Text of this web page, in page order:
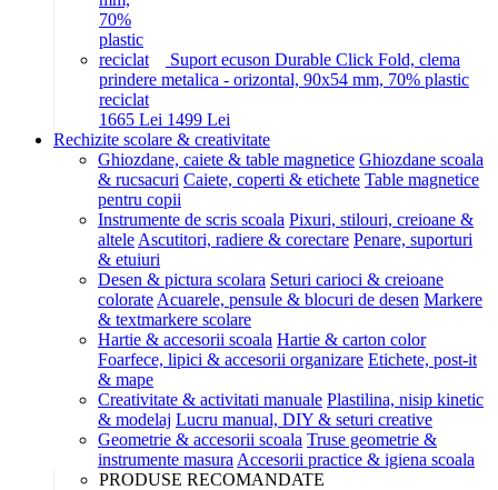
Suport ecuson Durable Click Fold, clema
prindere metalica - orizontal, 90x54 mm, 70% plastic
reciclat
1665 Lei 1499 Lei
Rechizite scolare & creativitate
Ghiozdane, caiete & table magnetice Ghiozdane scoala
& rucsacuri Caiete, coperti & etichete Table magnetice
pentru copii
Instrumente de scris scoala Pixuri, stilouri, creioane &
altele Ascutitori, radiere & corectare Penare, suporturi
& etuiuri
Desen & pictura scolara Seturi carioci & creioane
colorate Acuarele, pensule & blocuri de desen Markere
& textmarkere scolare
Hartie & accesorii scoala Hartie & carton color
Foarfece, lipici & accesorii organizare Etichete, post-it
& mape
Creativitate & activitati manuale Plastilina, nisip kinetic
& modelaj Lucru manual, DIY & seturi creative
Geometrie & accesorii scoala Truse geometrie &
instrumente masura Accesorii practice & igiena scoala
PRODUSE RECOMANDATE